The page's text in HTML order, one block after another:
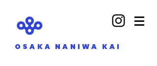
OSAKA NANIWA KAI